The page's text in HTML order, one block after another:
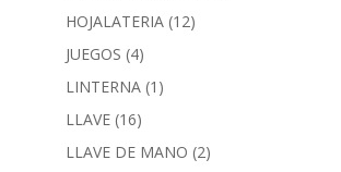
HOJALATERIA (12)
JUEGOS (4)
LINTERNA (1)
LLAVE (16)
LLAVE DE MANO (2)